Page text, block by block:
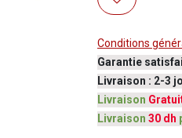
Conditions
Garantie
Livraison : 2-3
Livraison
Livraison 30 dh